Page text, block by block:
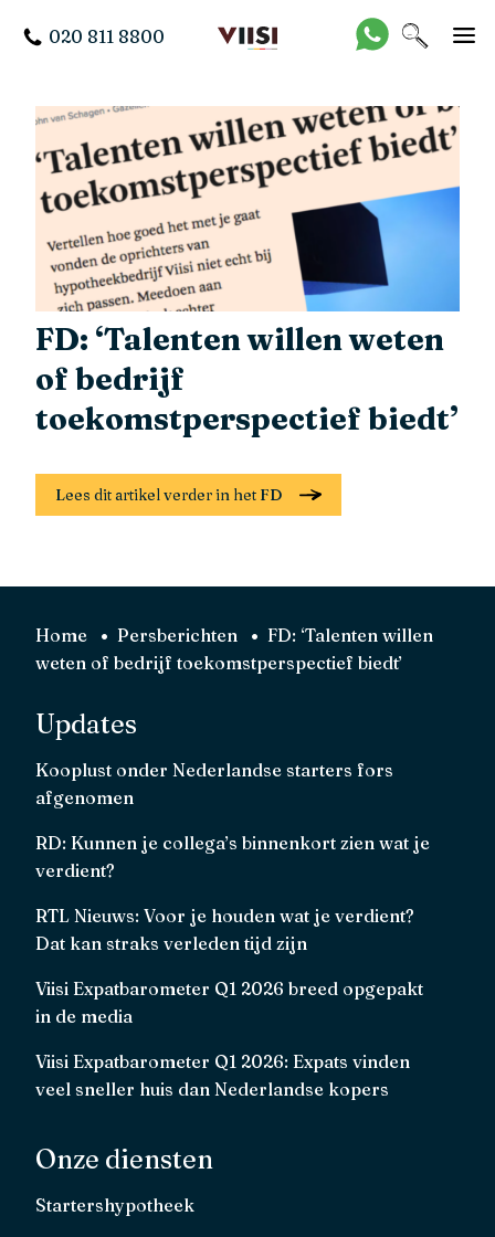
020 811 8800
FD: ‘Talenten willen weten
of bedrijf
toekomstperspectief biedt’
Lees dit artikel verder in het FD
Home Persberichten
FD: ‘Talenten willen
weten of bedrijf toekomstperspectief biedt’
Updates
Kooplust onder Nederlandse starters fors
afgenomen
RD: Kunnen je collega’s binnenkort zien wat je
verdient?
RTL Nieuws: Voor je houden wat je verdient?
Dat kan straks verleden tijd zijn
Viisi Expatbarometer Q1 2026 breed opgepakt
in de media
Viisi Expatbarometer Q1 2026: Expats vinden
veel sneller huis dan Nederlandse kopers
Onze diensten
Startershypotheek